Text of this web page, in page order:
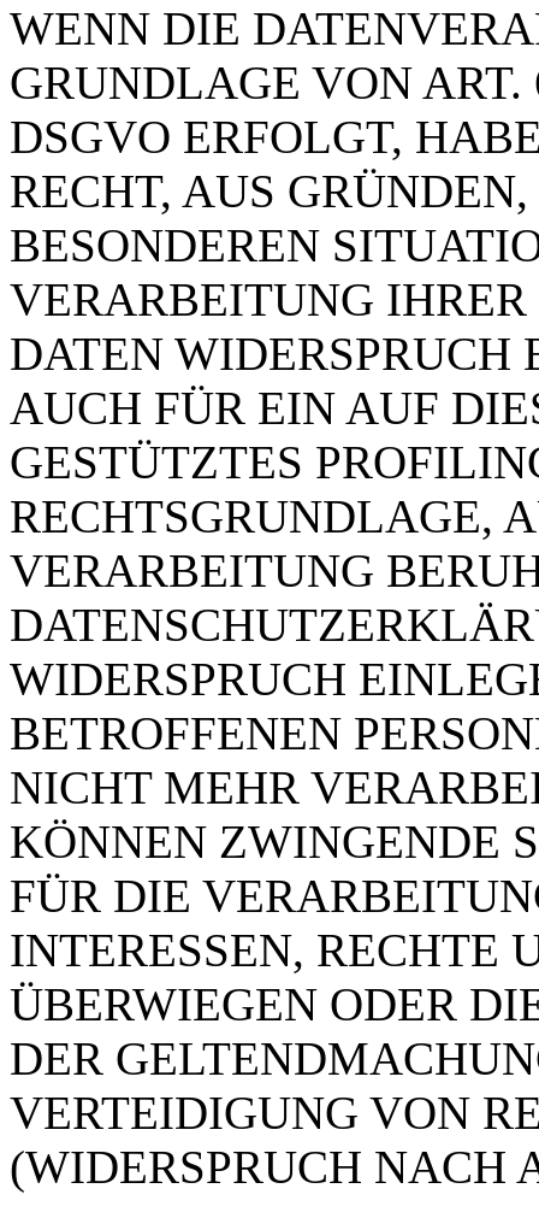
WENN DIE
GRUNDLAGE VON
DSGVO ERFOLGT,
RECHT, AUS
BESONDEREN
VERARBEITUNG IHRER
DATEN WIDERSPRUCH
AUCH FÜR EIN AUF
GESTÜTZTES
RECHTSGRUNDLAGE,
VERARBEITUNG
WIDERSPRUCH
BETROFFENEN
NICHT MEHR
KÖNNEN ZWINGENDE
FÜR DIE
INTERESSEN, RECHTE
ÜBERWIEGEN ODER
DER
VERTEIDIGUNG VON
(WIDERSPRUCH NACH